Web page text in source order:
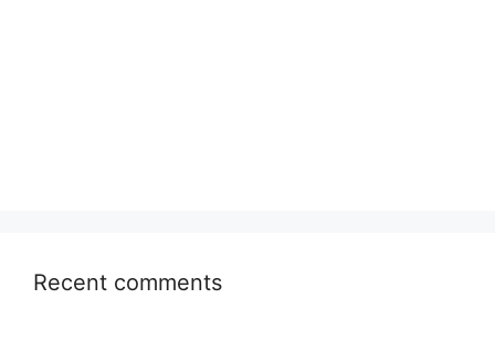
Recent comments